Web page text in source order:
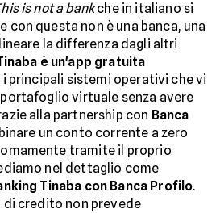
is not a bankche in italiano si
questa non è una banca, una
la differenza dagli altri
è un'app gratuita
principali sistemi operativi che vi
virtuale senza avere
alla partnership con Banca
un conto corrente a zero
tramite il proprio
nel dettaglio come
Tinaba con Banca Profilo.
credito non prevede